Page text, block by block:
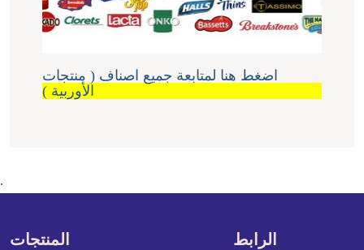
اضغط هنا لمتابعة جميع اصناف ( منتجات
الأوربية )
.
المنتجات الرابط